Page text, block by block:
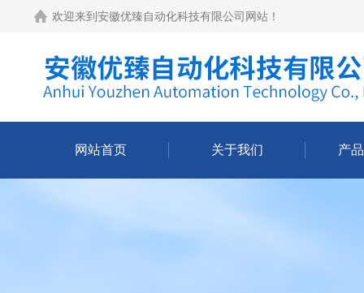
欢迎来到 安徽优臻自动化科技有限公司网站 ！
网站首页 关于我们 产